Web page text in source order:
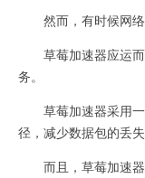
然而，有时候网络
草莓加速器应运而
务。
草莓加速器采用一
径，减少数据包的丢
而且，草莓加速器